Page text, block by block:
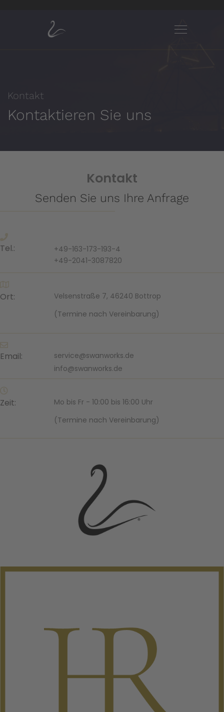
Kontakt
Kontaktieren Sie uns
Kontakt
Senden Sie uns Ihre Anfrage
Tel.:
+49-163-173-193-4
+49-2041-3087820
Ort:
Velsenstraße 7, 46240 Bottrop
(Termine nach Vereinbarung)
Email:
service@swanworks.de
info@swanworks.de
Zeit:
Mo bis Fr - 10:00 bis 16:00 Uhr
(Termine nach Vereinbarung)